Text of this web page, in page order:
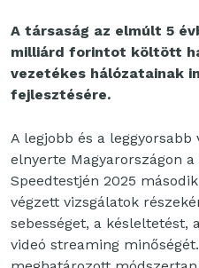
A társaság az elmúlt 5
milliárd forintot költött
vezetékes hálózatainak
fejlesztésére.
A legjobb és a
elnyerte Magyarországon
Speedtestjén 2025
végzett vizsgálatok
sebességet, a késleltetést,
videó streaming